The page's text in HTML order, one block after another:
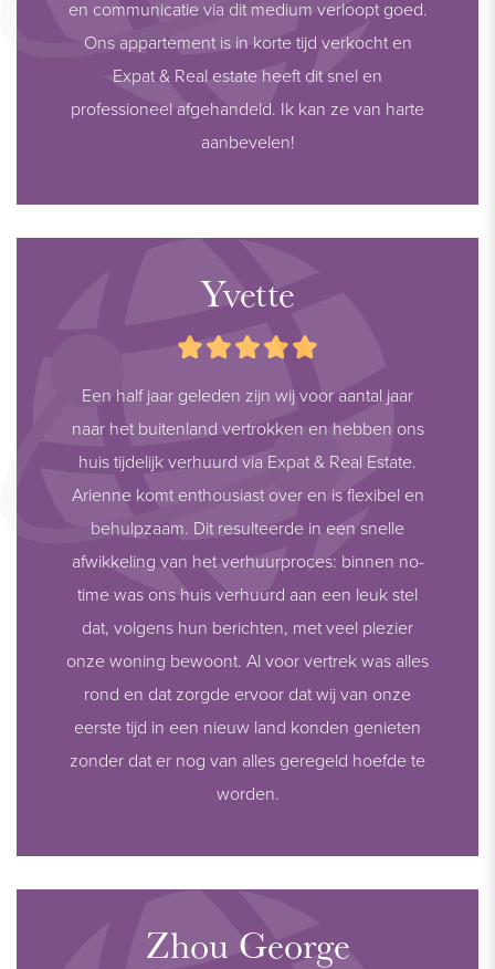
en communicatie via dit medium verloopt goed.
Ons appartement is in korte tijd verkocht en
Expat & Real estate heeft dit snel en
professioneel afgehandeld. Ik kan ze van harte
aanbevelen!
Yvette
Een half jaar geleden zijn wij voor aantal jaar
naar het buitenland vertrokken en hebben ons
huis tijdelijk verhuurd via Expat & Real Estate.
Arienne komt enthousiast over en is flexibel en
behulpzaam. Dit resulteerde in een snelle
afwikkeling van het verhuurproces: binnen no-
time was ons huis verhuurd aan een leuk stel
dat, volgens hun berichten, met veel plezier
onze woning bewoont. Al voor vertrek was alles
rond en dat zorgde ervoor dat wij van onze
eerste tijd in een nieuw land konden genieten
zonder dat er nog van alles geregeld hoefde te
worden.
Zhou George